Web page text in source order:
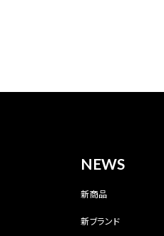
NEWS
新商品
新ブランド